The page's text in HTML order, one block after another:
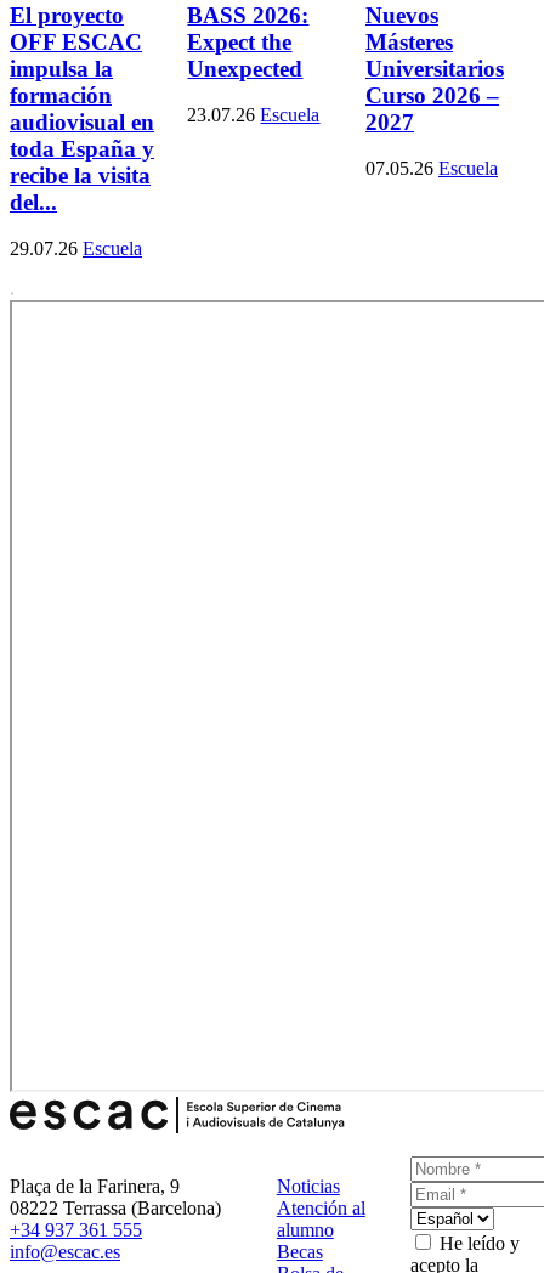
El proyecto
OFF ESCAC
impulsa la
formación
audiovisual en
toda España y
recibe la visita
del...
29.07.26 Escuela
BASS 2026:
Expect the
Unexpected
23.07.26 Escuela
Nuevos
Másteres
Universitarios
Curso 2026 –
2027
07.05.26 Escuela
Plaça de la Farinera, 9
08222 Terrassa (Barcelona)
+34 937 361 555
info@escac.es
Noticias
Atención al
alumno
Becas
He leído y
acepto la